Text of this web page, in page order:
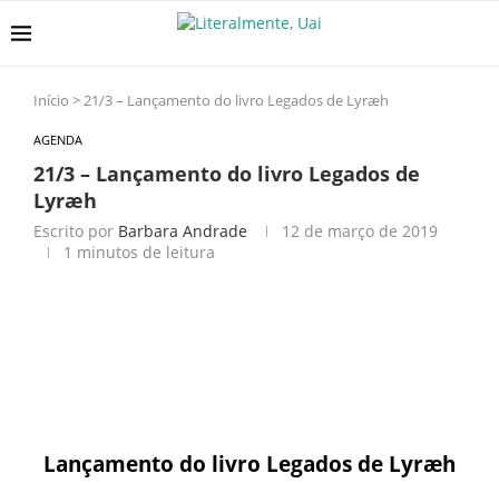
Início >21/3 – Lançamento do livro Legados de Lyræh
AGENDA
21/3 – Lançamento do livro Legados de
Lyræh
Escrito por Barbara Andrade
12 de março de 2019
1 minutos de leitura
Lançamento do livro Legados de Lyræh